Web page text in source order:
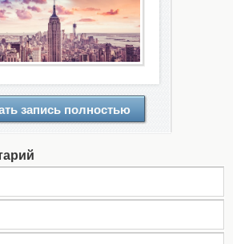
запись полностью